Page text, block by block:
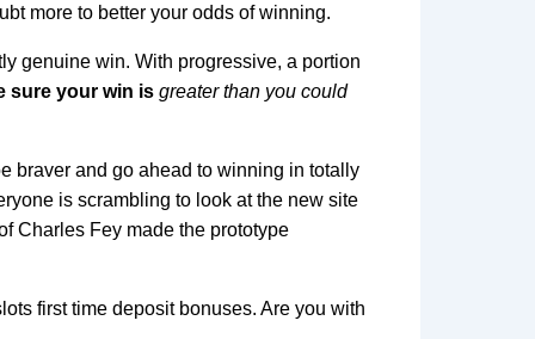
more to better your odds of winning.
genuine win. With progressive, a portion
sure your win is greater than you could
braver and go ahead to winning in totally
is scrambling to look at the new site
Charles Fey made the prototype
first time deposit bonuses. Are you with